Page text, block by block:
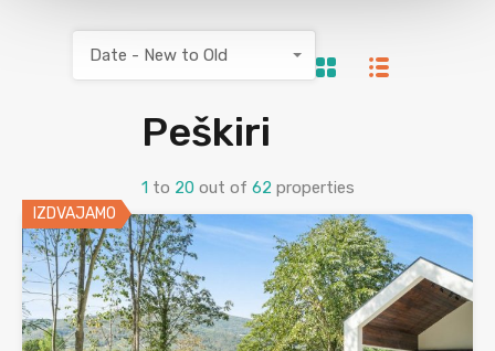
Peškiri
1 to 20 out of 62 properties
Date - New to Old
IZDVAJAMO